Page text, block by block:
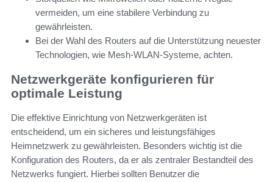
vermeiden, um eine stabilere Verbindung zu
gewährleisten.
Bei der Wahl des Routers auf die Unterstützung neuester
Technologien, wie Mesh-WLAN-Systeme, achten.
Netzwerkgeräte konfigurieren für
optimale Leistung
Die effektive Einrichtung von Netzwerkgeräten ist
entscheidend, um ein sicheres und leistungsfähiges
Heimnetzwerk zu gewährleisten. Besonders wichtig ist die
Konfiguration des Routers, da er als zentraler Bestandteil des
Netzwerks fungiert. Hierbei sollten Benutzer die